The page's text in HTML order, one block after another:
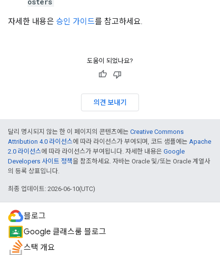
자세한 내용은 승인 가이드를 참고하세요.
도움이 되었나요?
의견 보내기
달리 명시되지 않는 한 이 페이지의 콘텐츠에는 Creative Commons
Attribution 4.0 라이선스에 따라 라이선스가 부여되며, 코드 샘플에는 Apache
2.0 라이선스에 따라 라이선스가 부여됩니다. 자세한 내용은 Google
Developers 사이트 정책을 참조하세요. 자바는 Oracle 및/또는 Oracle 계열사
의 등록 상표입니다.
최종 업데이트: 2026-06-10(UTC)
블로그
Google 클래스룸 블로그
스택 개요